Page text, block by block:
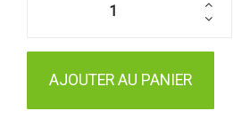
AJOUTER AU PANIER